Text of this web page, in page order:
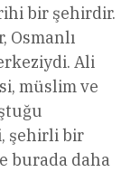
bir şehirdir.
Osmanlı
Ali
müslim ve
şehirli bir
burada daha